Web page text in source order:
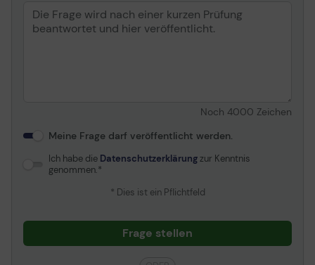
Noch 4000 Zeichen
Meine Frage darf veröffentlicht werden.
Ich habe die Datenschutzerklärungzur Kenntnis
genommen.
* Dies ist ein Pflichtfeld
Frage stellen